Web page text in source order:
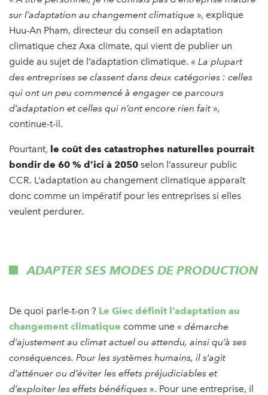
sur l’adaptation au changement climatique », explique
Huu-An Pham, directeur du conseil en adaptation
climatique chez Axa climate, qui vient de publier un
guide au sujet de l’adaptation climatique. « La plupart
des entreprises se classent dans deux catégories : celles
qui ont un peu commencé à engager ce parcours
d’adaptation et celles qui n’ont encore rien fait »,
continue-t-il.
Pourtant, le coût des catastrophes naturelles pourrait
bondir de 60 % d’ici à 2050 selon l’assureur public
CCR. L’adaptation au changement climatique apparaît
donc comme un impératif pour les entreprises si elles
veulent perdurer.
ADAPTER SES MODES DE PRODUCTION
De quoi parle-t-on ? Le Giec définit l’adaptation au
changement climatique comme une « démarche
d’ajustement au climat actuel ou attendu, ainsi qu’à ses
conséquences. Pour les systèmes humains, il s’agit
d’atténuer ou d’éviter les effets préjudiciables et
d’exploiter les effets bénéfiques ». Pour une entreprise, il